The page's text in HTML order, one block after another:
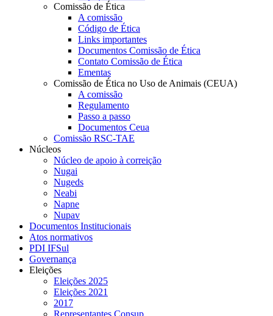
Comissão de Ética
A comissão
Código de Ética
Links importantes
Documentos Comissão de Ética
Contato Comissão de Ética
Ementas
Comissão de Ética no Uso de Animais (CEUA)
A comissão
Regulamento
Passo a passo
Documentos Ceua
Comissão RSC-TAE
Núcleos
Núcleo de apoio à correição
Nugai
Nugeds
Neabi
Napne
Nupav
Documentos Institucionais
Atos normativos
PDI IFSul
Governança
Eleições
Eleições 2025
Eleições 2021
2017
Representantes Consup